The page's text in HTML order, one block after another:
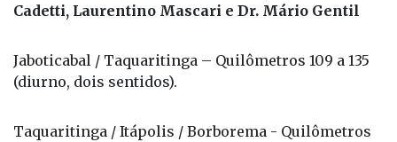
Cadetti, Laurentino Mascari e Dr. Mário Gentil
Jaboticabal / Taquaritinga – Quilômetros 109 a 135
(diurno, dois sentidos).
Taquaritinga / Itápolis / Borborema - Quilômetros